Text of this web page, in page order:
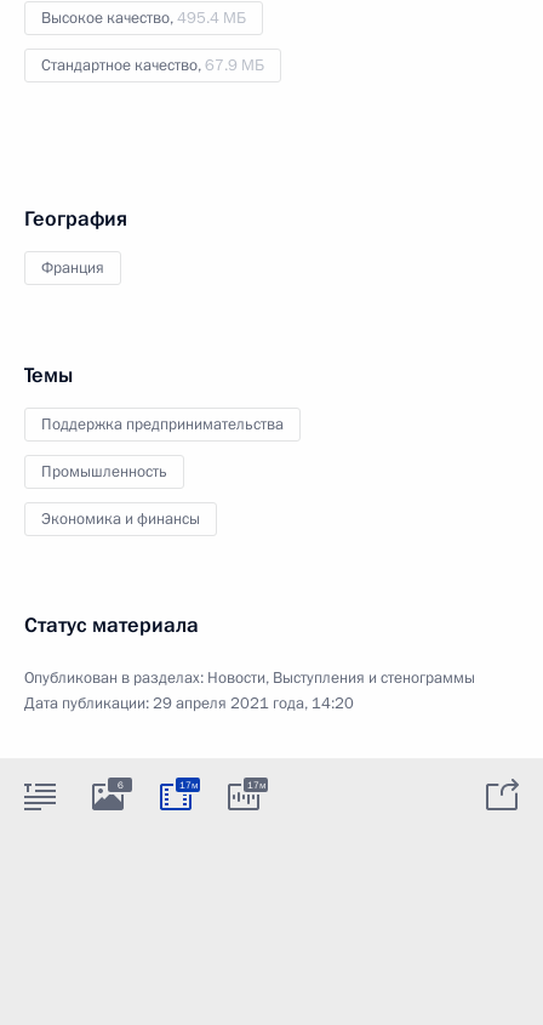
Высокое качество,495.4 МБ
Стандартное качество,67.9 МБ
География
Франция
Темы
Поддержка предпринимательства
Промышленность
Экономика и финансы
Статус материала
Опубликован в разделах: Новости, Выступления и стенограммы
Дата публикации:29 апреля 2021 года, 14:20
6 17м 17м